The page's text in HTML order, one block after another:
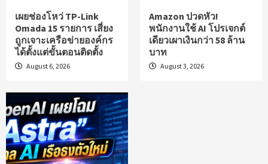
เผยช่องโหว่ TP-Link
Omada 15 รายการ เสี่ยง
ถูกเจาะเครือข่ายองค์กร
ได้ตั้งแต่ขั้นตอนติดตั้ง
August 6, 2026
Amazon ปวดหัว!
พนักงานใช้ AI โปรเจกต์
เดียวเผาเงินกว่า 58 ล้าน
บาท
August 3, 2026